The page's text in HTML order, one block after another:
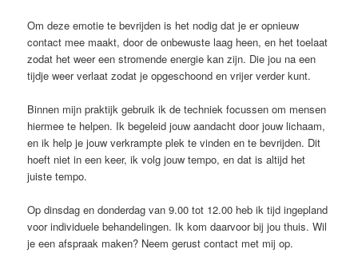
Om deze emotie te bevrijden is het nodig dat je er opnieuw
contact mee maakt, door de onbewuste laag heen, en het toelaat
zodat het weer een stromende energie kan zijn. Die jou na een
tijdje weer verlaat zodat je opgeschoond en vrijer verder kunt.
Binnen mijn praktijk gebruik ik de techniek focussen om mensen
hiermee te helpen. Ik begeleid jouw aandacht door jouw lichaam,
en ik help je jouw verkrampte plek te vinden en te bevrijden. Dit
hoeft niet in een keer, ik volg jouw tempo, en dat is altijd het
juiste tempo.
Op dinsdag en donderdag van 9.00 tot 12.00 heb ik tijd ingepland
voor individuele behandelingen. Ik kom daarvoor bij jou thuis. Wil
je een afspraak maken? Neem gerust contact met mij op.